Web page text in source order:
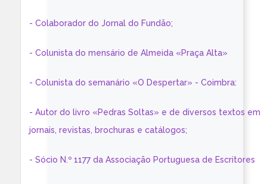
- Colaborador do Jornal do Fundão;
- Colunista do mensário de Almeida «Praça Alta»
- Colunista do semanário «O Despertar» - Coimbra:
- Autor do livro «Pedras Soltas» e de diversos textos em
jornais, revistas, brochuras e catálogos;
- Sócio N.º 1177 da Associação Portuguesa de Escritores